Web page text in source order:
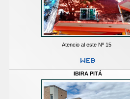
Atencio al este Nº 15
IBIRA PITÁ